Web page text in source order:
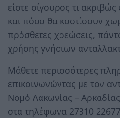
είστε σίγουρος τι
και πόσο θα κοστίσουν
πρόσθετες χρεώσεις,
χρήσης γνήσιων
Μάθετε περισσότερες
επικοινωνώντας με τον
Νομό Λακωνίας –
στα τηλέφωνα 27310